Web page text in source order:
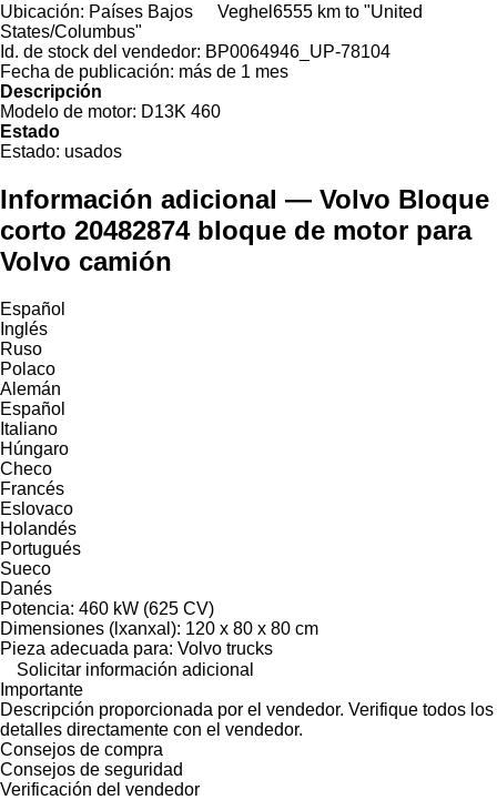
Ubicación: Países Bajos Veghel 6555 km to "United
States/Columbus"
Id. de stock del vendedor: BP0064946_UP-78104
Fecha de publicación: más de 1 mes
Descripción
Modelo de motor: D13K 460
Estado
Estado: usados
Información adicional — Volvo Bloque
corto 20482874 bloque de motor para
Volvo camión
Español
Inglés
Ruso
Polaco
Alemán
Español
Italiano
Húngaro
Checo
Francés
Eslovaco
Holandés
Portugués
Sueco
Danés
Potencia: 460 kW (625 CV)
Dimensiones (lxanxal): 120 x 80 x 80 cm
Pieza adecuada para: Volvo trucks
Solicitar información adicional
Importante
Descripción proporcionada por el vendedor. Verifique todos los
detalles directamente con el vendedor.
Consejos de compra
Consejos de seguridad
Verificación del vendedor